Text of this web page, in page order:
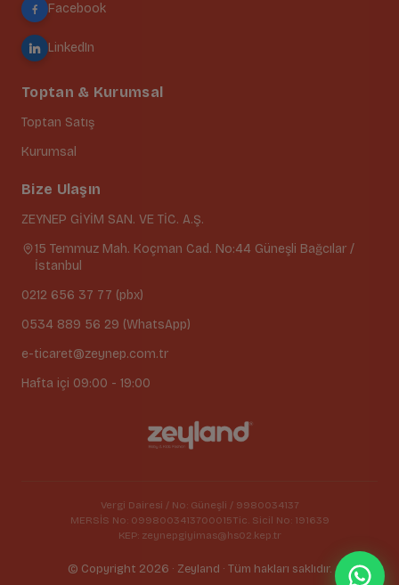
Facebook
LinkedIn
Toptan & Kurumsal
Toptan Satış
Kurumsal
Bize Ulaşın
ZEYNEP GİYİM SAN. VE TİC. A.Ş.
15 Temmuz Mah. Koçman Cad. No:44 Güneşli Bağcılar /
İstanbul
0212 656 37 77 (pbx)
0534 889 56 29 (WhatsApp)
e-ticaret@zeynep.com.tr
Hafta içi 09:00 - 19:00
Vergi Dairesi / No: Güneşli / 9980034137
MERSİS No: 0998003413700015Tic. Sicil No: 191639
KEP: zeynepgiyimas@hs02.kep.tr
© Copyright 2026 · Zeyland · Tüm hakları saklıdır.